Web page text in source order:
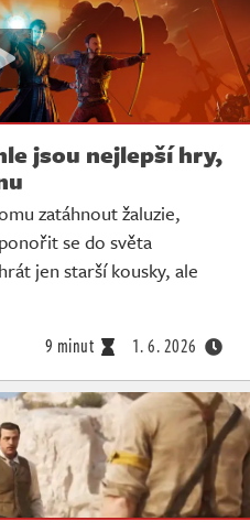
jsou nejlepší hry,
zatáhnout žaluzie,
se do světa
jen starší kousky, ale
9 minut 1. 6. 2026